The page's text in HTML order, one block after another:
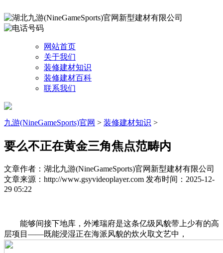
网站首页
关于我们
装修建材知识
装修建材百科
联系我们
九游(NineGameSports)官网 > 装修建材知识 >
要么不正在黄金三角焦点范畴内
文章作者：湖北九游(NineGameSports)官网新型建材有限公司
文章来源：http://www.gsyvideoplayer.com 发布时间：2025-12-
29 05:22
能够间接下地库，外滩瑞府是这条亿级风貌带上少有的高
层项目——既能浸湿正在海派风貌的炊火取文艺中，